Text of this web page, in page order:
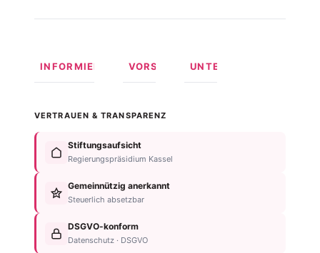
INFORMIEREN
Formen
Autismus
Anzeichen
Diagnose
Betroffene
VORSORGEN
Behindertentestament
Im
Testament
Nachlassplanung
Zustiftung
Kind
absichern
UNTERSTÜTZEN
VERTRAUEN & TRANSPARENZ
Stiftungsaufsicht
Regierungspräsidium Kassel
Gemeinnützig anerkannt
Steuerlich absetzbar
DSGVO-konform
Datenschutz · DSGVO